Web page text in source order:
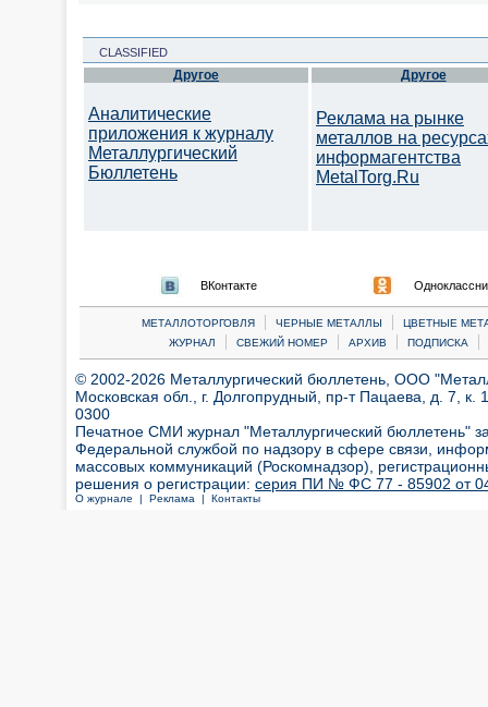
CLASSIFIED
Другое
Аналитические
приложения к журналу
Металлургический
Бюллетень
Другое
Реклама на рынке
металлов на
информагентства
MetalTorg.Ru
ВКонтакте
МЕТАЛЛОТОРГОВЛЯ | ЧЕРНЫЕ МЕТАЛЛЫ |
ЦВЕТНЫЕ
ЖУРНАЛ
| СВЕЖИЙ НОМЕР | АРХИВ | ПОДПИСКА |
© 2002-2026 Металлургический бюллетень, ООО
Московская обл., г. Долгопрудный, пр-т Пацаева, д. 7,
0300
Печатное СМИ журнал "Металлургический бюллетень"
Федеральной службой по надзору в сфере связи,
массовых коммуникаций (Роскомнадзор),
решения о регистрации: серия ПИ № ФС 77 - 85902 от 04
О журнале | Реклама | Контакты